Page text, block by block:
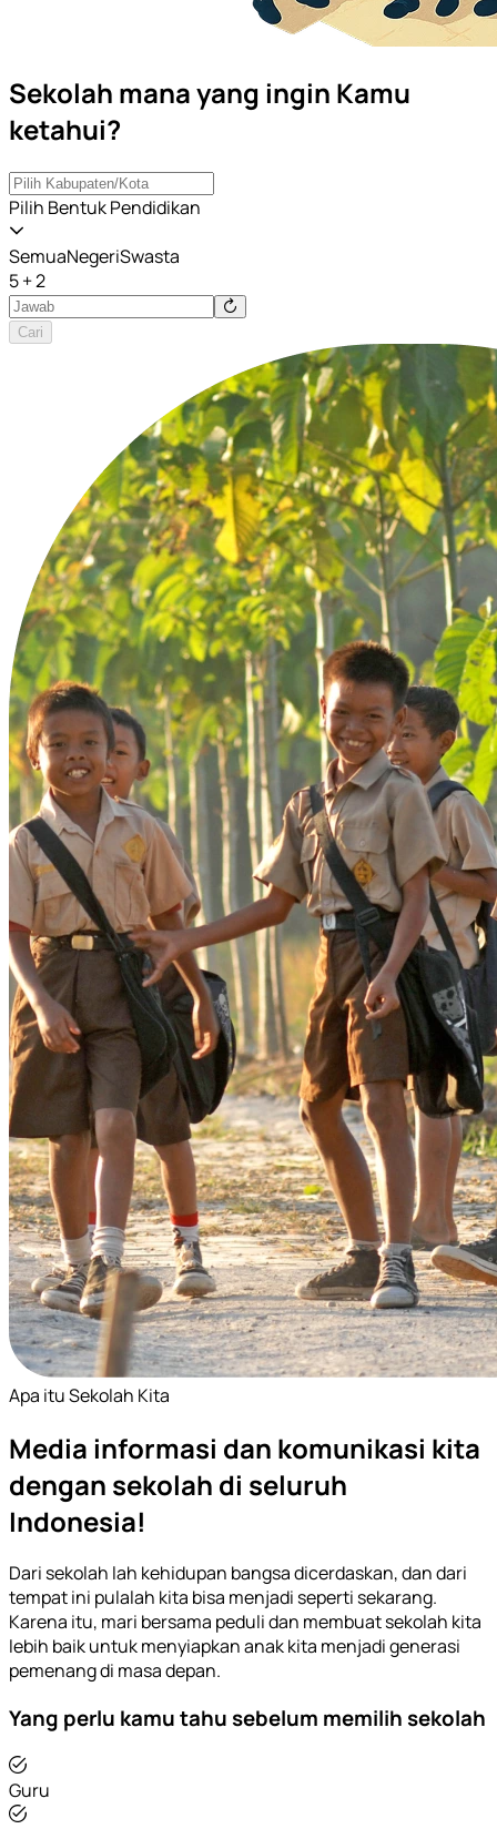
Sekolah mana yang ingin Kamu
ketahui?
Pilih Bentuk Pendidikan
SemuaNegeriSwasta
5 + 2
Cari
Apa itu Sekolah Kita
Media informasi dan komunikasi kita
dengan sekolah di seluruh
Indonesia!
Dari sekolah lah kehidupan bangsa dicerdaskan, dan dari
tempat ini pulalah kita bisa menjadi seperti sekarang.
Karena itu, mari bersama peduli dan membuat sekolah kita
lebih baik untuk menyiapkan anak kita menjadi generasi
pemenang di masa depan.
Yang perlu kamu tahu sebelum memilih sekolah
Guru